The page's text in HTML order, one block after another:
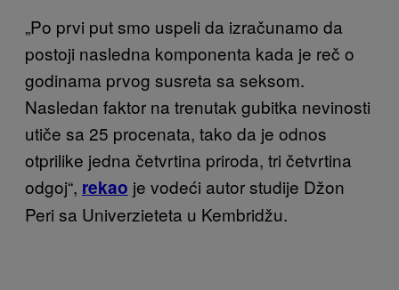
„Po prvi put smo uspeli da izračunamo da
postoji nasledna komponenta kada je reč o
godinama prvog susreta sa seksom.
Nasledan faktor na trenutak gubitka nevinosti
utiče sa 25 procenata, tako da je odnos
otprilike jedna četvrtina priroda, tri četvrtina
odgoj“, rekao je vodeći autor studije Džon
Peri sa Univerzieteta u Kembridžu.